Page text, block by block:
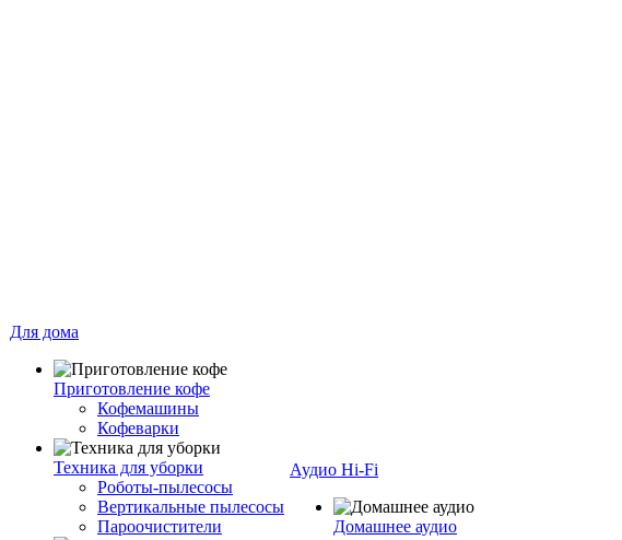
Для дома
Приготовление кофе
Кофемашины
Кофеварки
Техника для уборки
Роботы-пылесосы
Вертикальные пылесосы
Пароочистители
Аудио Hi-Fi
Домашнее аудио